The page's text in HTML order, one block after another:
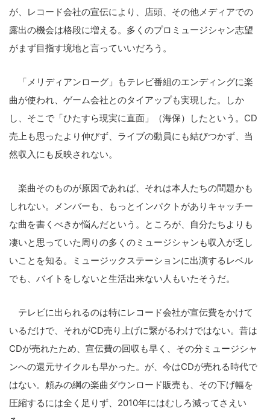
が、レコード会社の宣伝により、店頭、その他メディアでの
露出の機会は格段に増える。多くのプロミュージシャン志望
がまず目指す境地と言っていいだろう。
「メリディアンローグ」もテレビ番組のエンディングに楽
曲が使われ、ゲーム会社とのタイアップも実現した。しか
し、そこで「ひたすら現実に直面」（海保）したという。CD
売上も思ったより伸びず、ライブの動員にも結びつかず、当
然収入にも反映されない。
楽曲そのものが原因であれば、それは本人たちの問題かも
しれない。メンバーも、もっとインパクトがありキャッチー
な曲を書くべきか悩んだという。ところが、自分たちよりも
凄いと思っていた周りの多くのミュージシャンも収入が乏し
いことを知る。ミュージックステーションに出演するレベル
でも、バイトをしないと生活出来ない人もいたそうだ。
テレビに出られるのは特にレコード会社が宣伝費をかけて
いるだけで、それがCD売り上げに繋がるわけではない。昔は
CDが売れたため、宣伝費の回収も早く、その分ミュージシャ
ンへの還元サイクルも早かった。が、今はCDが売れる時代で
はない。頼みの綱の楽曲ダウンロード販売も、その下げ幅を
圧縮するには全く足りず、2010年にはむしろ減ってさえい